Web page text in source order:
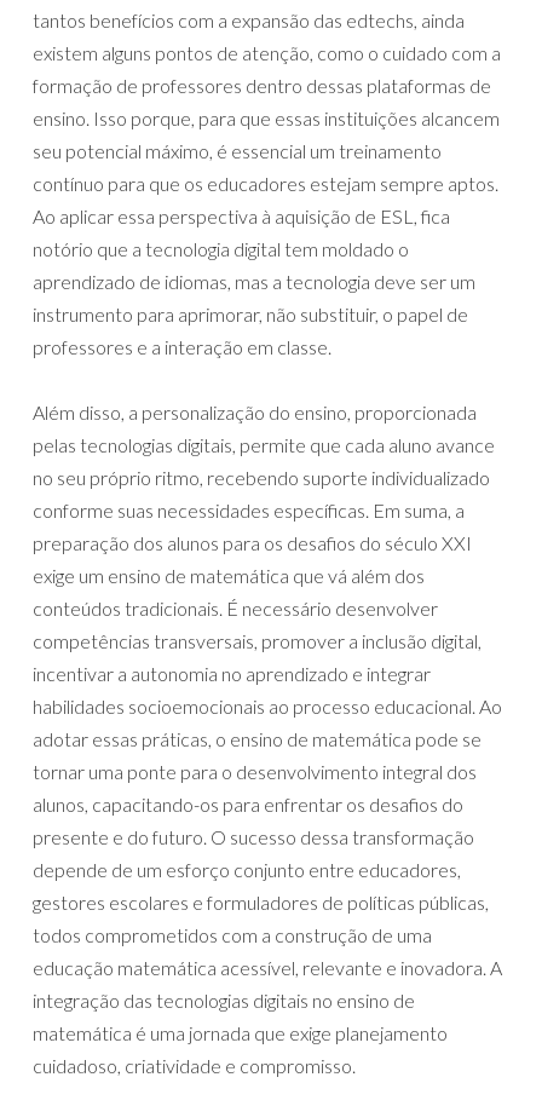
tantos benefícios com a expansão das edtechs, ainda
existem alguns pontos de atenção, como o cuidado com a
formação de professores dentro dessas plataformas de
ensino. Isso porque, para que essas instituições alcancem
seu potencial máximo, é essencial um treinamento
contínuo para que os educadores estejam sempre aptos.
Ao aplicar essa perspectiva à aquisição de ESL, fica
notório que a tecnologia digital tem moldado o
aprendizado de idiomas, mas a tecnologia deve ser um
instrumento para aprimorar, não substituir, o papel de
professores e a interação em classe.
Além disso, a personalização do ensino, proporcionada
pelas tecnologias digitais, permite que cada aluno avance
no seu próprio ritmo, recebendo suporte individualizado
conforme suas necessidades específicas. Em suma, a
preparação dos alunos para os desafios do século XXI
exige um ensino de matemática que vá além dos
conteúdos tradicionais. É necessário desenvolver
competências transversais, promover a inclusão digital,
incentivar a autonomia no aprendizado e integrar
habilidades socioemocionais ao processo educacional. Ao
adotar essas práticas, o ensino de matemática pode se
tornar uma ponte para o desenvolvimento integral dos
alunos, capacitando-os para enfrentar os desafios do
presente e do futuro. O sucesso dessa transformação
depende de um esforço conjunto entre educadores,
gestores escolares e formuladores de políticas públicas,
todos comprometidos com a construção de uma
educação matemática acessível, relevante e inovadora. A
integração das tecnologias digitais no ensino de
matemática é uma jornada que exige planejamento
cuidadoso, criatividade e compromisso.